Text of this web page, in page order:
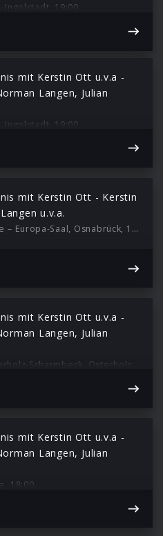
Ingolstadt, 19:00
mit Kerstin Ott u.v.a -
Langen, Julian
Ingolstadt, 19:00
mit Kerstin Ott - Kerstin
u.v.a.
OsnabrückHalle – Europa-Saal, Osnabrück, 19:30
mit Kerstin Ott u.v.a -
Langen, Julian
mit Kerstin Ott u.v.a -
Langen, Julian
18:00